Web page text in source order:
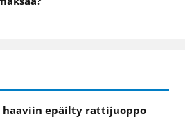
haaviin epäilty rattijuoppo